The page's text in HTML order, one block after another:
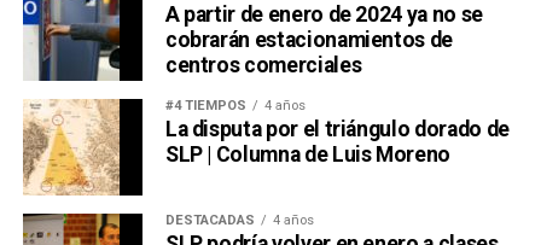
A partir de enero de 2024 ya no se
cobrarán estacionamientos de
centros comerciales
#4 TIEMPOS 4 años
La disputa por el triángulo dorado de
SLP | Columna de Luis Moreno
DESTACADAS 4 años